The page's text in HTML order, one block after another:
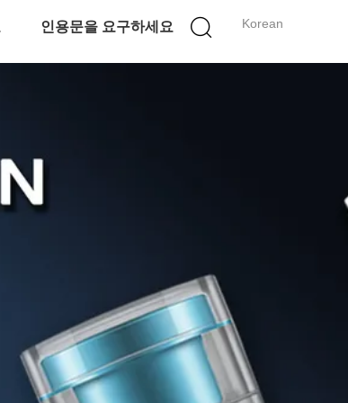
Korean
인용문을 요구하세요